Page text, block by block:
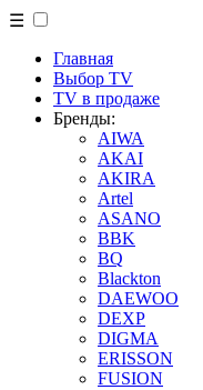
☰
Главная
Выбор TV
TV в продаже
Бренды:
AIWA
AKAI
AKIRA
Artel
ASANO
BBK
BQ
Blackton
DAEWOO
DEXP
DIGMA
ERISSON
FUSION